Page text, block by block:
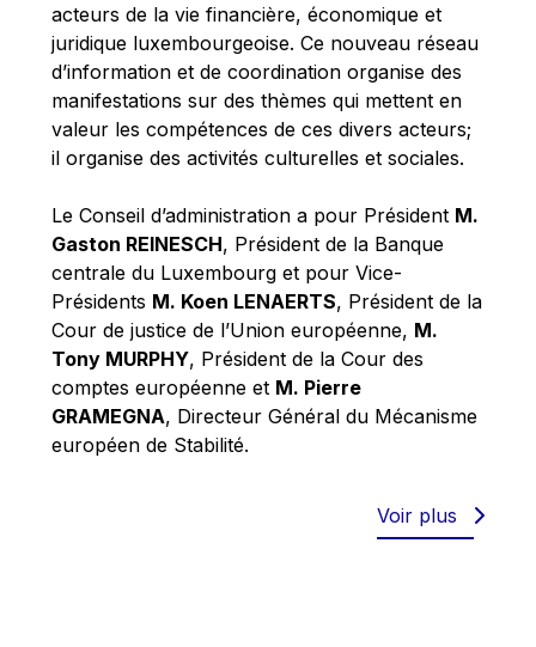
Mireille Delmas-Marty
Nobuo Tanaka
Otmar Issing
Paolo Mengozzi
Paschal Donohoe
Pat Cox
Patrizia Nanz
Philippe Maystadt
Pierre Gramegna
Richard Pelly
Robert Goebbels
Robert REYNDERS
acteurs de la vie financière, économique et
juridique luxembourgeoise. Ce nouveau réseau
d’information et de coordination organise des
manifestations sur des thèmes qui mettent en
valeur les compétences de ces divers acteurs;
il organise des activités culturelles et sociales.
Le Conseil d’administration a pour Président M.
Gaston REINESCH, Président de la Banque
centrale du Luxembourg et pour Vice-
Présidents M. Koen LENAERTS, Président de la
Cour de justice de l’Union européenne, M.
Tony MURPHY, Président de la Cour des
comptes européenne et M. Pierre
GRAMEGNA, Directeur Général du Mécanisme
européen de Stabilité.
Voir plus